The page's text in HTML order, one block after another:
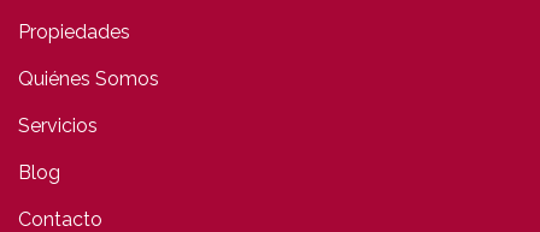
Propiedades
Quiénes Somos
Servicios
Blog
Contacto